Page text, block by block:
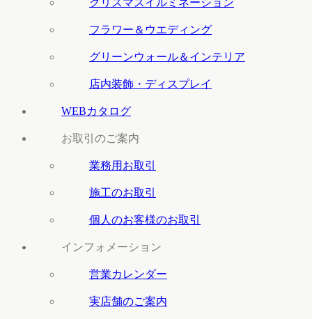
クリスマスイルミネーション
フラワー＆ウエディング
グリーンウォール＆インテリア
店内装飾・ディスプレイ
WEBカタログ
お取引のご案内
業務用お取引
施工のお取引
個人のお客様のお取引
インフォメーション
営業カレンダー
実店舗のご案内